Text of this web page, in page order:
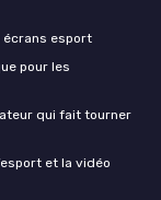
écrans esport
pour les
qui fait tourner
et la vidéo